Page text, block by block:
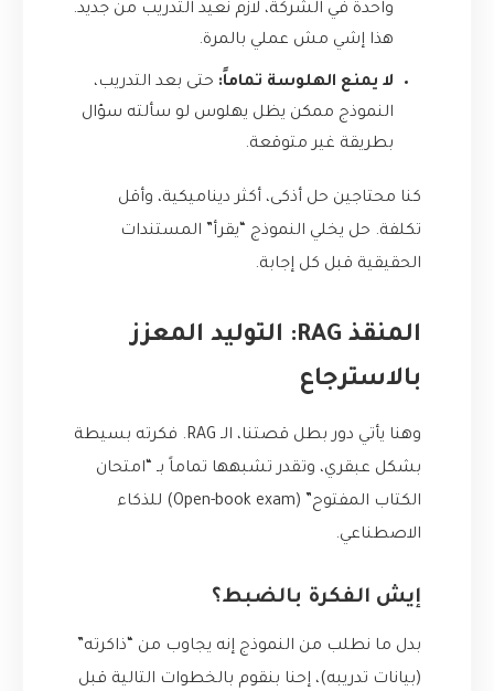
واحدة في الشركة، لازم نعيد التدريب من جديد.
هذا إشي مش عملي بالمرة.
لا يمنع الهلوسة تماماً: حتى بعد التدريب،
النموذج ممكن يظل يهلوس لو سألته سؤال
بطريقة غير متوقعة.
كنا محتاجين حل أذكى، أكثر ديناميكية، وأقل
تكلفة. حل يخلي النموذج “يقرأ” المستندات
الحقيقية قبل كل إجابة.
المنقذ RAG: التوليد المعزز
بالاسترجاع
وهنا يأتي دور بطل قصتنا، الـ RAG. فكرته بسيطة
بشكل عبقري، وتقدر تشبهها تماماً بـ “امتحان
الكتاب المفتوح” (Open-book exam) للذكاء
الاصطناعي.
إيش الفكرة بالضبط؟
بدل ما نطلب من النموذج إنه يجاوب من “ذاكرته”
(بيانات تدريبه)، إحنا بنقوم بالخطوات التالية قبل